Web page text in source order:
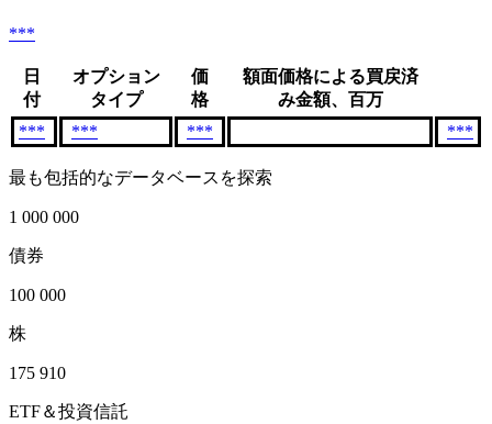
***
日
付
オプション
タイプ
価
格
額面価格による買戻済
み金額、百万
***
*** *** ***
最も包括的なデータベースを探索
1 000 000
債券
100 000
株
175 910
ETF＆投資信託